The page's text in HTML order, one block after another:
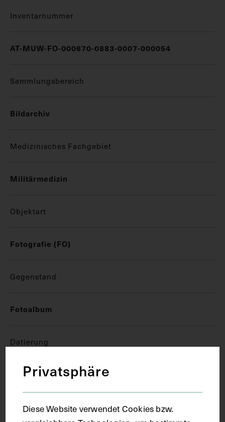
Inventarnummer
AT-MUW-FO-000670-0883-0007-000054
Sammlungsbereich
Bildarchiv
Medizinisches Fachgebiet
Militärmedizin
Objektart
Fotografie (FO)
Gegenstand
Fotoalbum
Datierung
1916Privatsphäre
Diese Website verwendet Cookies bzw.